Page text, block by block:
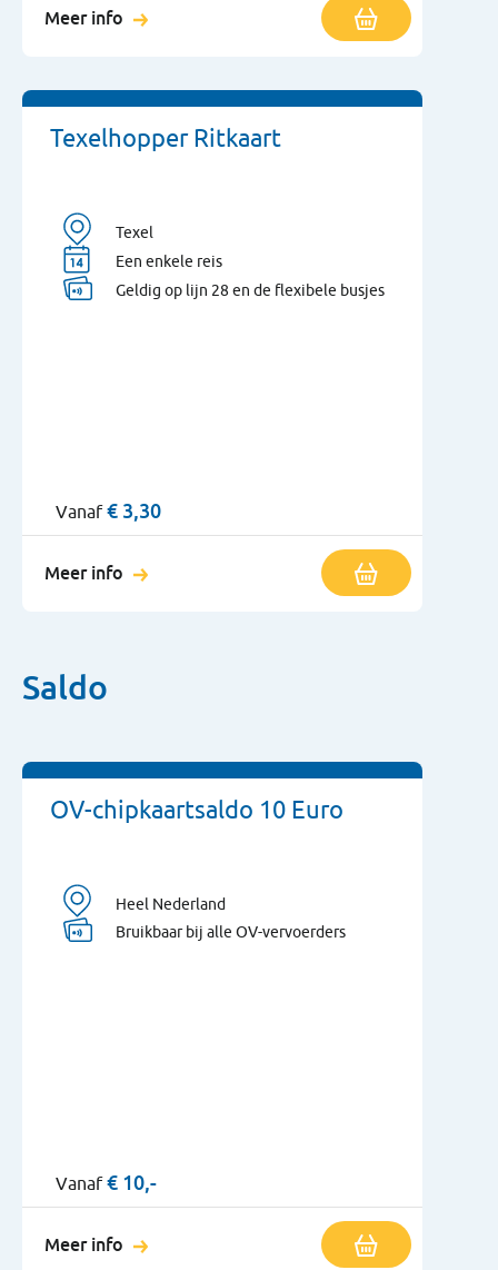
Meer info
Texelhopper Ritkaart
Texel
Een enkele reis
Geldig op lijn 28 en de flexibele busjes
Vanaf € 3,30
Meer info
Saldo
OV-chipkaartsaldo 10 Euro
Heel Nederland
Bruikbaar bij alle OV-vervoerders
Vanaf € 10,-
Meer info